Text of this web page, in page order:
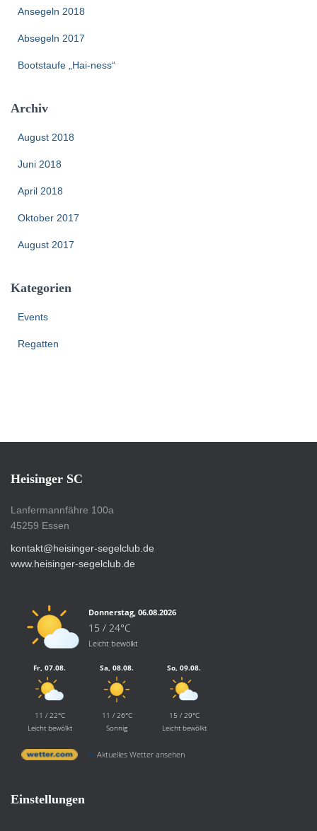
Ansegeln 2018
Absegeln 2017
Bootstaufe „Hai-ness“
Archiv
August 2018
Juni 2018
April 2018
Oktober 2017
August 2017
Kategorien
Events
Regatten
Heisinger SC
Lanfermannfähre 100a
45259 Essen
kontakt@heisinger-segelclub.de
www.heisinger-segelclub.de
Donnerstag, 06.08.2026
15 / 24°C
Leicht bewölkt
Fr, 07.08.
11 / 22°C
Leicht bewölkt
Sa, 08.08.
11 / 26°C
Sonnig
So, 09.08.
15 / 29°C
Leicht bewölkt
Aktuelles Wetter ansehen
Einstellungen